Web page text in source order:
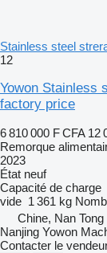
Stainless steel
12
Yowon Stainless
factory price
6 810 000 F CFA 12
Remorque
2023
État neuf
Capacité de charge
vide 1 361 kg
Chine, Nan Tong
Nanjing Yowon
Contacter le